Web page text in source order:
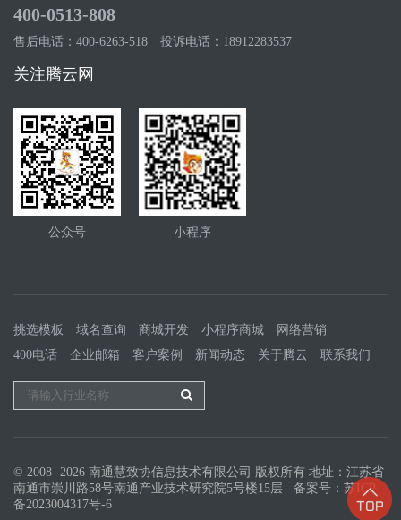
400-0513-808
售后电话：400-6263-518 投诉电话：18912283537
关注腾云网
公众号 小程序
挑选模板 域名查询 商城开发 小程序商城
网络营销
400电话
企业邮箱 客户案例 新闻动态 关于腾云 联系我们
© 2008- 2026 南通慧致协信息技术有限公司 版权所有 地址：江苏省
南通市崇川路58号南通产业技术研究院5号楼15层 备案号： 苏ICP
备2023004317号-6